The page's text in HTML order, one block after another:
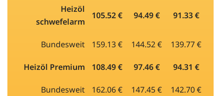
Heizöl
schwefelarm
105.52 € 94.49 € 91.33 €
Bundesweit 159.13 € 144.52 € 139.77 €
Heizöl Premium 108.49 € 97.46 € 94.31 €
Bundesweit 162.06 € 147.45 € 142.70 €